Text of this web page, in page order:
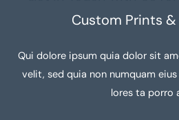
Custom Prints &
Qui dolore ipsum quia dolor sit
velit, sed quia non numquam
lores ta porro